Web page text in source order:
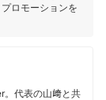
ロモーションを
。代表の山﨑と共